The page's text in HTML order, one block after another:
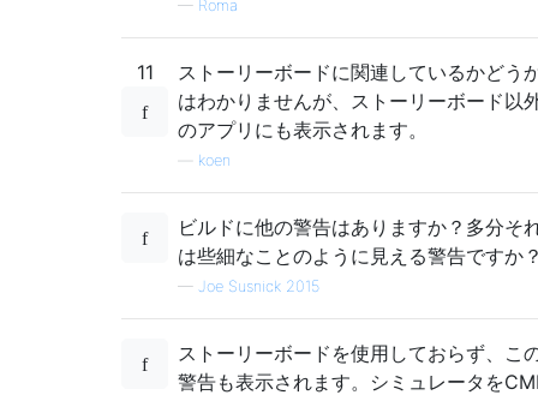
— Roma
11
ストーリーボードに関連しているかどう
はわかりませんが、ストーリーボード以
のアプリにも表示されます。
koen
ビルドに他の警告はありますか？多分そ
は些細なことのように見える警告ですか
— Joe Susnick 2015
ストーリーボードを使用しておらず、こ
警告も表示されます。シミュレータを